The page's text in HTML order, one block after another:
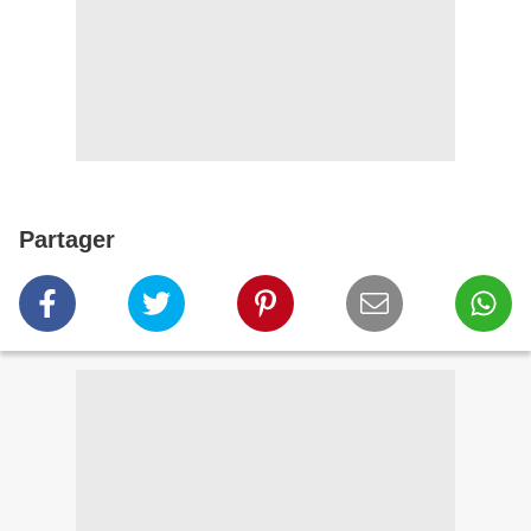
Partager